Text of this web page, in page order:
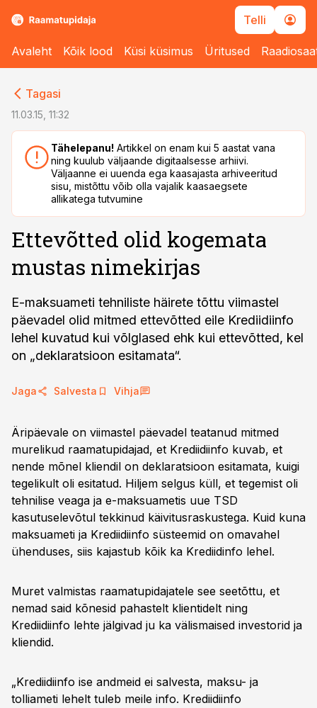
Telli
Avaleht Kõik lood Küsi küsimus Üritused
Tagasi
11.03.15, 11:32
Tähelepanu! Artikkel on enam kui 5 aastat vana
ning kuulub väljaande digitaalsesse arhiivi.
Väljaanne ei uuenda ega kaasajasta arhiveeritud
sisu, mistõttu võib olla vajalik kaasaegsete
allikatega tutvumine
Ettevõtted olid kogemata
mustas nimekirjas
E-maksuameti tehniliste häirete tõttu viimastel
päevadel olid mitmed ettevõtted eile Krediidiinfo
lehel kuvatud kui võlglased ehk kui ettevõtted, kel
on „deklaratsioon esitamata“.
Jaga Salvesta Vihja
Äripäevale on viimastel päevadel teatanud mitmed
murelikud raamatupidajad, et Krediidiinfo kuvab, et
nende mõnel kliendil on deklaratsioon esitamata, kuigi
tegelikult oli esitatud. Hiljem selgus küll, et tegemist oli
tehnilise veaga ja e-maksuametis uue TSD
kasutuselevõtul tekkinud käivitusraskustega. Kuid kuna
maksuameti ja Krediidiinfo süsteemid on omavahel
ühenduses, siis kajastub kõik ka Krediidinfo lehel.
Muret valmistas raamatupidajatele see seetõttu, et
nemad said kõnesid pahastelt klientidelt ning
Krediidiinfo lehte jälgivad ju ka välismaised investorid ja
kliendid.
„Krediidiinfo ise andmeid ei salvesta, maksu- ja
tolliameti lehelt tuleb meile info. Krediidiinfo